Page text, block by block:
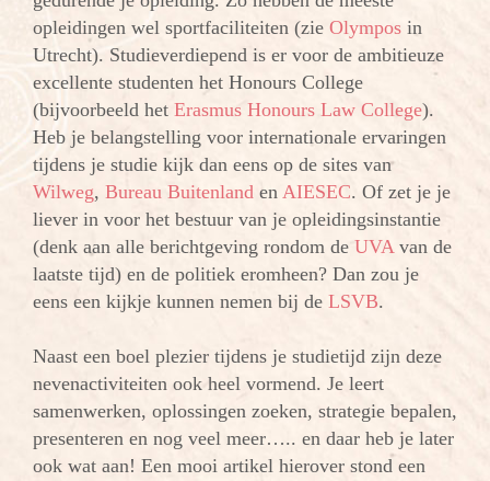
opleidingen wel sportfaciliteiten (zie Olympos in
Utrecht). Studieverdiepend is er voor de ambitieuze
excellente studenten het Honours College
(bijvoorbeeld het Erasmus Honours Law College).
Heb je belangstelling voor internationale ervaringen
tijdens je studie kijk dan eens op de sites van
Wilweg, Bureau Buitenland en AIESEC. Of zet je je
liever in voor het bestuur van je opleidingsinstantie
(denk aan alle berichtgeving rondom de UVAvan de
laatste tijd) en de politiek eromheen? Dan zou je
eens een kijkje kunnen nemen bij de LSVB.
Naast een boel plezier tijdens je studietijd zijn deze
nevenactiviteiten ook heel vormend. Je leert
samenwerken, oplossingen zoeken, strategie bepalen,
presenteren en nog veel meer….. en daar heb je later
ook wat aan! Een mooi artikel hierover stond een